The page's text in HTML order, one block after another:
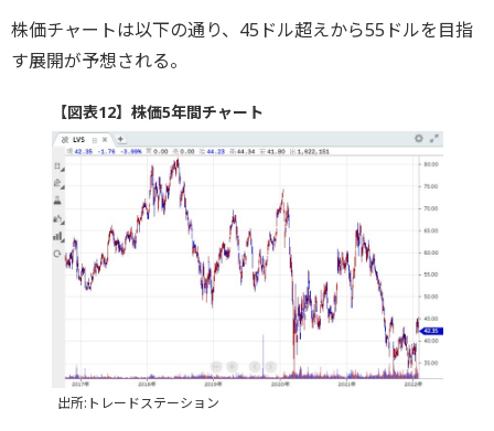
株価チャートは以下の通り、45ドル超えから55ドルを目指
す展開が予想される。
【図表12】株価5年間チャート
出所:トレードステーション